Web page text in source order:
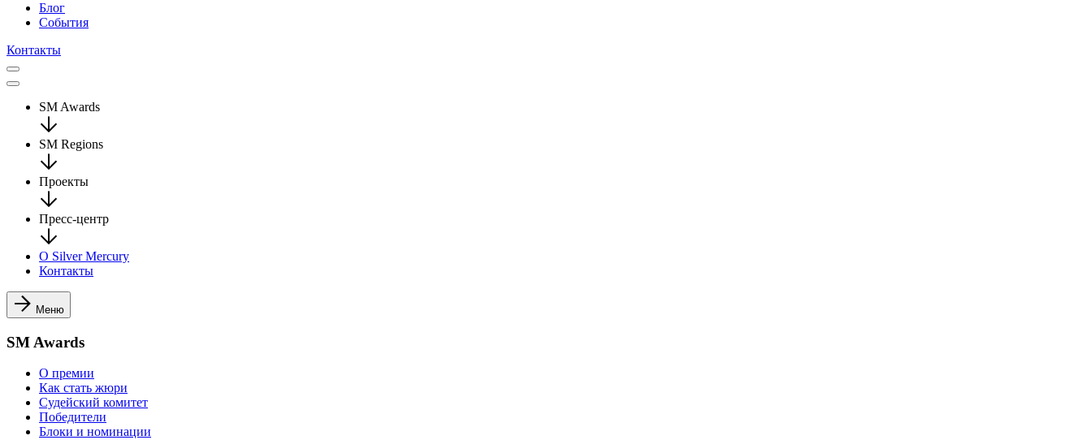
Блог
События
Контакты
SM Awards
SM Regions
Проекты
Пресс-центр
О Silver Mercury
Контакты
Меню
SM Awards
О премии
Как стать жюри
Судейский комитет
Победители
Блоки и номинации